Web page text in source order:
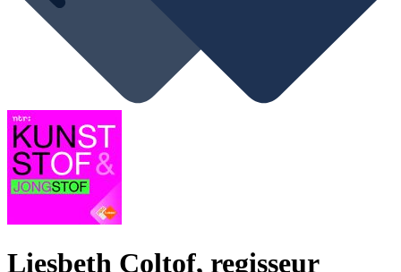
Liesbeth Coltof, regisseur